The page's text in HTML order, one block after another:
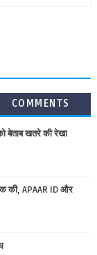
COMMENTS
बेताब खतरे की रेखा
की, APAAR ID और